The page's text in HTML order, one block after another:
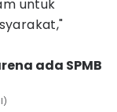
untuk
ada SPMB